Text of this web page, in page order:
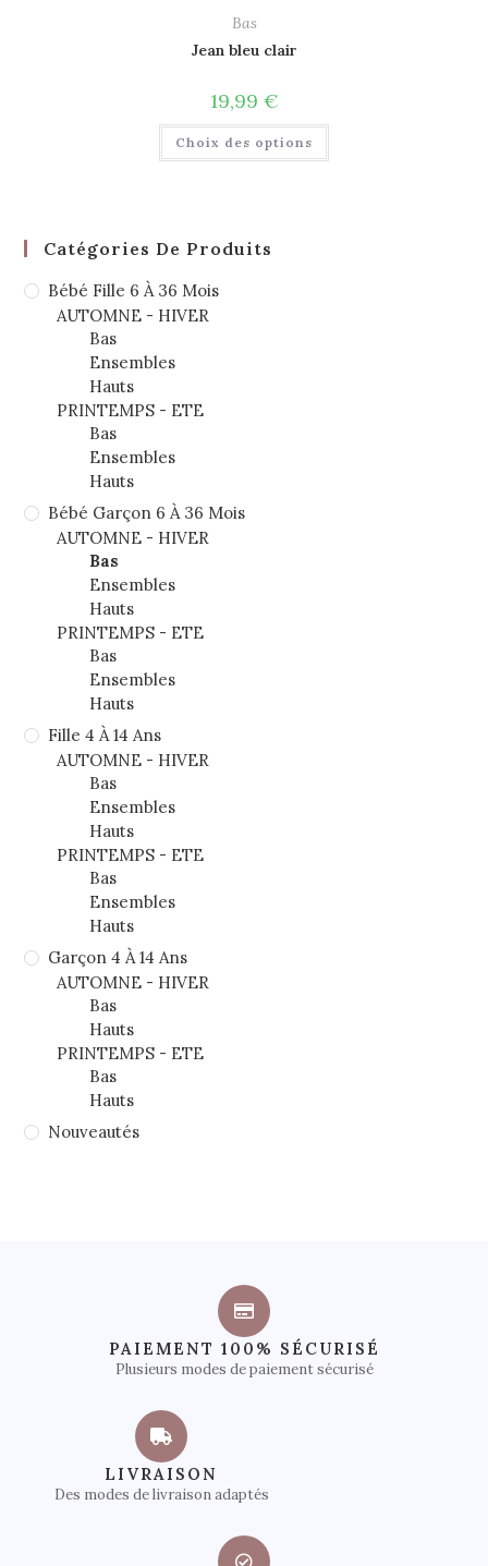
Bas
Jean bleu clair
19,99 €
Choix des options
Catégories De Produits
Bébé Fille 6 À 36 Mois
AUTOMNE - HIVER
Bas
Ensembles
Hauts
PRINTEMPS - ETE
Bas
Ensembles
Hauts
Bébé Garçon 6 À 36 Mois
AUTOMNE - HIVER
Bas
Ensembles
Hauts
PRINTEMPS - ETE
Bas
Ensembles
Hauts
Fille 4 À 14 Ans
AUTOMNE - HIVER
Bas
Ensembles
Hauts
PRINTEMPS - ETE
Bas
Ensembles
Hauts
Garçon 4 À 14 Ans
AUTOMNE - HIVER
Bas
Hauts
PRINTEMPS - ETE
Bas
Hauts
Nouveautés
PAIEMENT 100% SÉCURISÉ
Plusieurs modes de paiement sécurisé
LIVRAISON
Des modes de livraison adaptés